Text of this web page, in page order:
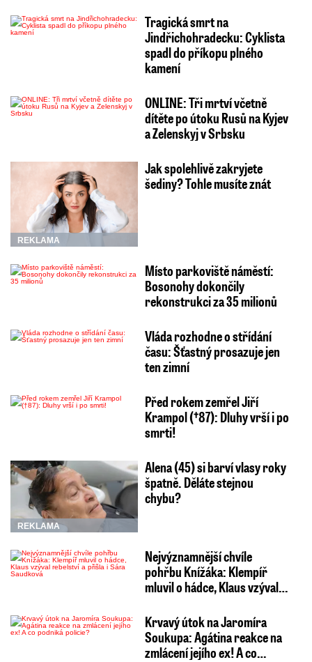
Tragická smrt na
Jindřichohradecku: Cyklista
spadl do příkopu plného
kamení
ONLINE: Tři mrtví včetně
dítěte po útoku Rusů na Kyjev
a Zelenskyj v Srbsku
REKLAMA
Jak spolehlivě zakryjete
šediny? Tohle musíte znát
Místo parkoviště náměstí:
Bosonohy dokončily
rekonstrukci za 35 milionů
Vláda rozhodne o střídání
času: Šťastný prosazuje jen
ten zimní
Před rokem zemřel Jiří
Krampol (†87): Dluhy vrší i po
smrti!
REKLAMA
Alena (45) si barví vlasy roky
špatně. Děláte stejnou
chybu?
Nejvýznamnější chvíle
pohřbu Knížáka: Klempíř
mluvil o hádce, Klaus vzýval…
Krvavý útok na Jaromíra
Soukupa: Agátina reakce na
zmlácení jejího ex! A co…